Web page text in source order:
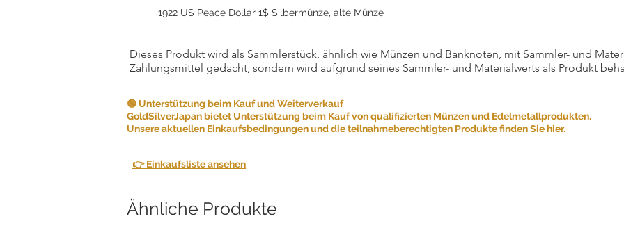
1922 US Peace Dollar 1$ Silbermünze, alte Münze
Dieses Produkt wird als Sammlerstück, ähnlich wie Münzen und Banknoten, mit Sammler- und
Zahlungsmittel gedacht, sondern wird aufgrund seines Sammler- und Materialwerts als Produkt
🟢 Unterstützung beim Kauf und Weiterverkauf
GoldSilverJapan bietet Unterstützung beim Kauf von qualifizierten Münzen und Edelmetallprodukten.
Unsere aktuellen Einkaufsbedingungen und die teilnahmeberechtigten Produkte finden Sie hier.
👉 Einkaufsliste ansehen
Ähnliche Produkte